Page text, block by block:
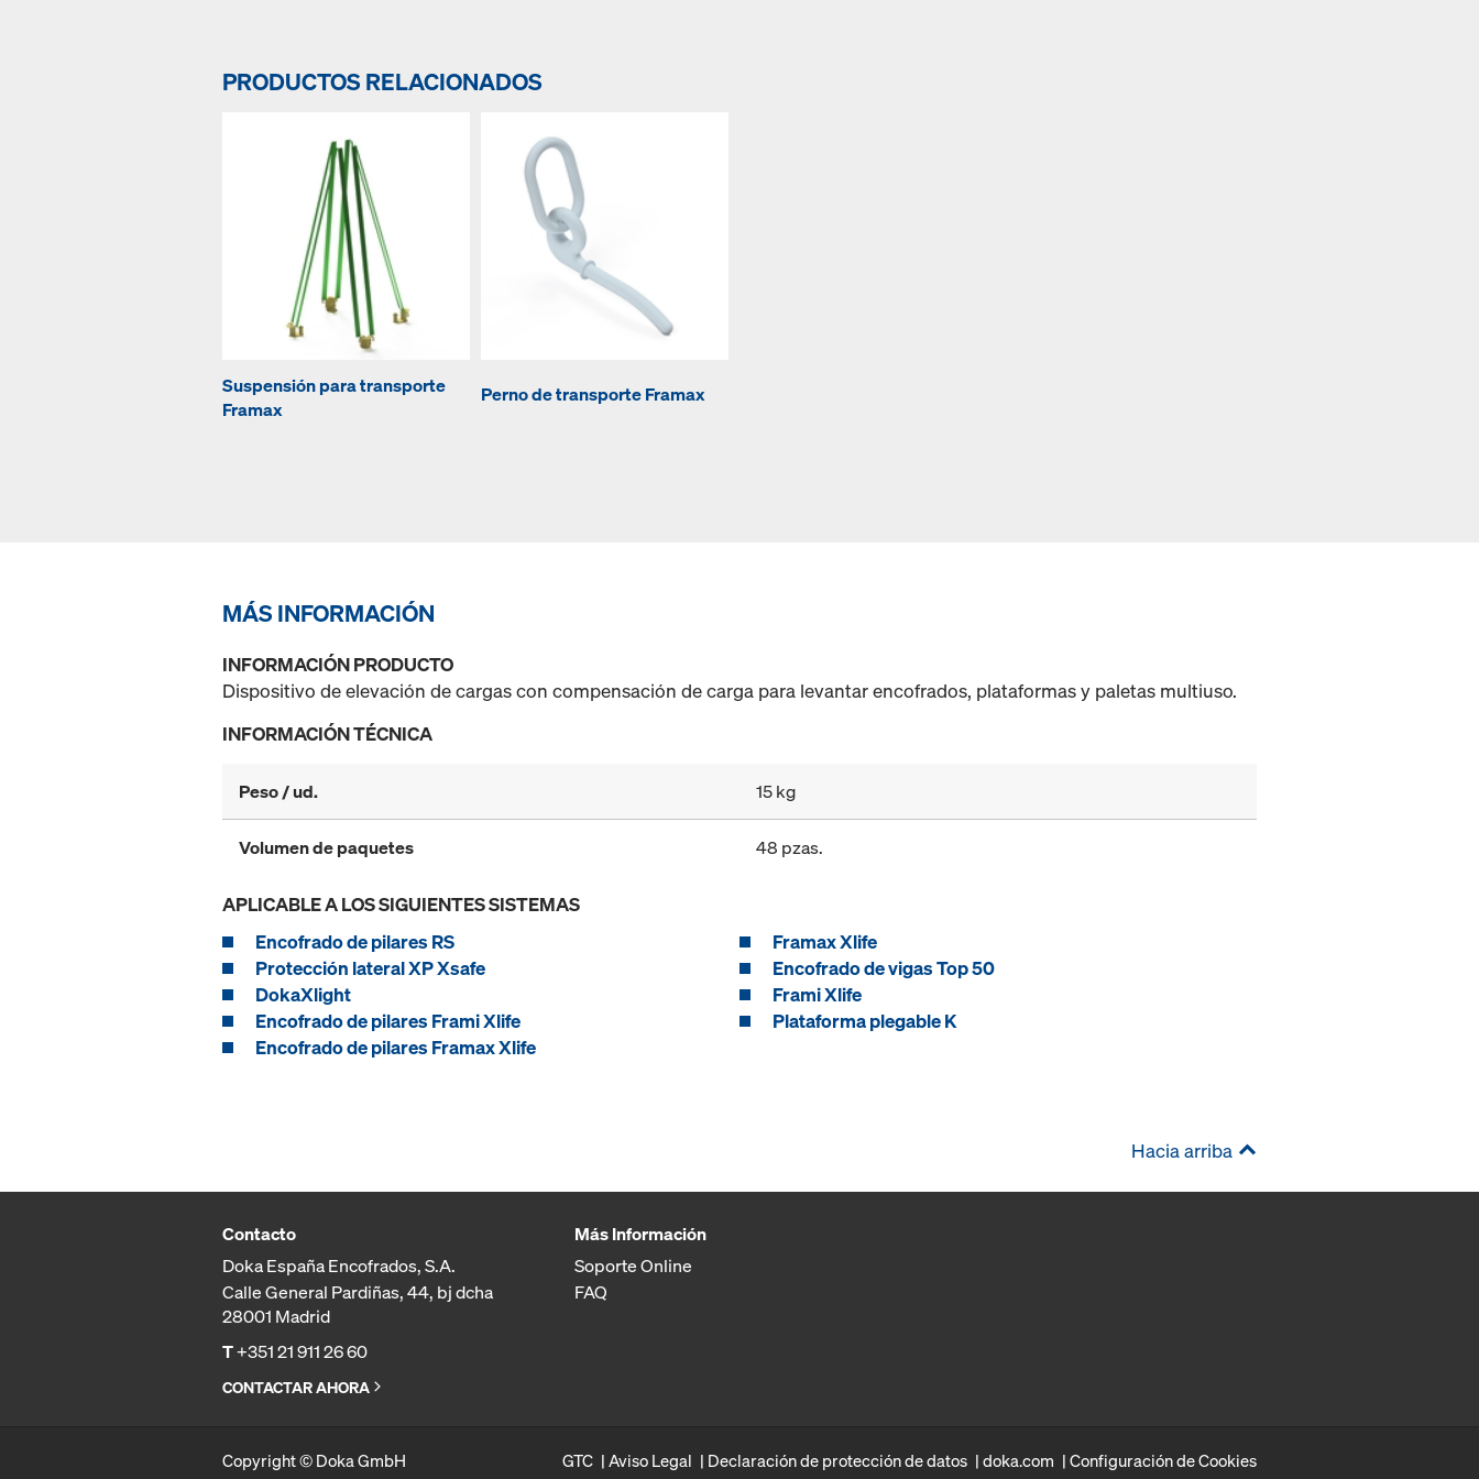
PRODUCTOS RELACIONADOS
Suspensión para transporte
Framax
Perno de transporte Framax
MÁS INFORMACIÓN
INFORMACIÓN PRODUCTO
Dispositivo de elevación de cargas con compensación de carga para levantar encofrados, plataformas y paletas multiuso.
INFORMACIÓN TÉCNICA
Peso / ud. 15 kg
Volumen de paquetes 48 pzas.
APLICABLE A LOS SIGUIENTES SISTEMAS
Encofrado de pilares RS
Framax Xlife
Protección lateral XP Xsafe
Encofrado de vigas Top 50
DokaXlight
Frami Xlife
Encofrado de pilares Frami Xlife
Plataforma plegable K
Encofrado de pilares Framax Xlife
Hacia arriba
Contacto
Doka España Encofrados, S.A.
Calle General Pardiñas, 44, bj dcha
28001 Madrid
T+351 21 911 26 60
CONTACTAR AHORA
Más Información
Soporte Online
FAQ
Copyright © Doka GmbH GTC Aviso Legal Declaración de protección de datos doka.com Configuración de Cookies